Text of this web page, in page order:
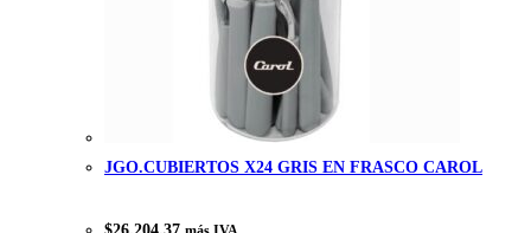
JGO.CUBIERTOS X24 GRIS EN FRASCO CAROL